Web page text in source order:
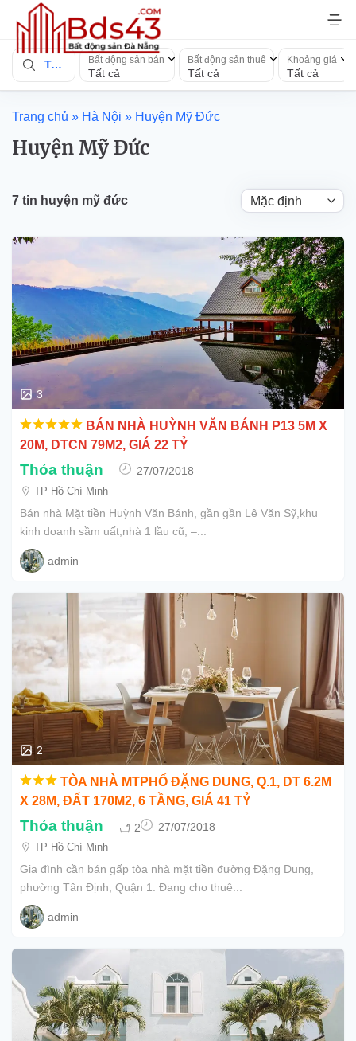
qua
dung
Toàn quốc Bất động sản bán
Tất cả
Bất động sản thuê
Tất cả
Khoảng giá
Tất cả
Trang chủ » Hà Nội » Huyện Mỹ Đức
Huyện Mỹ Đức
7 tin huyện mỹ đức
3
BÁN NHÀ HUỲNH VĂN BÁNH P13 5M X
20M, DTCN 79M2, GIÁ 22 TỶ
Thỏa thuận
27/07/2018
TP Hồ Chí Minh
Bán nhà Mặt tiền Huỳnh Văn Bánh, gần gần Lê Văn Sỹ,khu
kinh doanh sầm uất,nhà 1 lầu cũ, –...
admin
2
TÒA NHÀ MTPHỐ ĐẶNG DUNG, Q.1, DT 6.2M
X 28M, ĐẤT 170M2, 6 TẦNG, GIÁ 41 TỶ
Thỏa thuận 2
27/07/2018
TP Hồ Chí Minh
Gia đình cần bán gấp tòa nhà mặt tiền đường Đặng Dung,
phường Tân Định, Quận 1. Đang cho thuê...
admin